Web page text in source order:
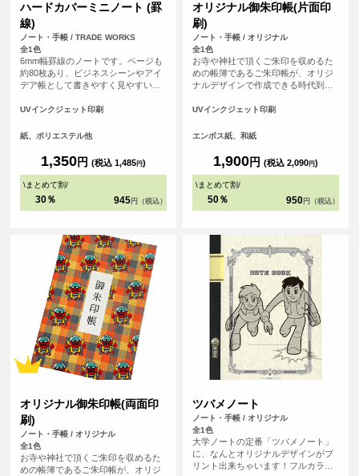
ハードカバーミニノート (罫
線)
ノート・手帳 / TRADE WORKS
全1色
6mm幅罫線のノートです。ページも
約80枚あり、ビジネスシーンやアイ
デア帳として書きやすく見やすい便
UVインクジェット印刷
紙、ポリエステル他
1,350円 (税込 1,485円)
\まとめて割/
30％ 945 円（税込）
オリジナル御朱印帳(片面印
刷)
ノート・手帳 / オリジナル
全1色
お寺や神社で頂くご朱印を収めるた
めの帳簿であるご朱印帳が、オリジ
ナルデザインで作成できる時代到
で作ったデザインをプリントしてMY
好きな友だちへのプレゼントなどに
で、初詣などで他の人と差をつけよ
う！ 表紙の紙は光に当てると微妙に
輝く和風な仕上げになっています。
印帳です。
UVインクジェット印刷
エンボス紙、和紙
1,900円 (税込 2,090円)
\まとめて割/
50％ 950 円（税込）
オリジナル御朱印帳(両面印
刷)
ノート・手帳 / オリジナル
全1色
お寺や神社で頂くご朱印を収めるた
めの帳簿であるご朱印帳が、オリジ
ツバメノート
ノート・手帳 / オリジナル
全1色
大学ノートの定番「ツバメノート」
に、なんとオリジナルデザインがプ
リント出来ちゃいます！フルカラー